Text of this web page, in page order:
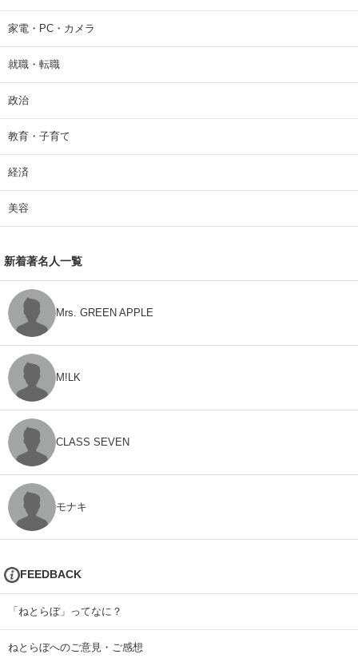
家電・PC・カメラ
就職・転職
政治
教育・子育て
経済
美容
新着著名人一覧
Mrs. GREEN APPLE
M!LK
CLASS SEVEN
モナキ
FEEDBACK
「ねとらぼ」ってなに？
ねとらぼへのご意見・ご感想